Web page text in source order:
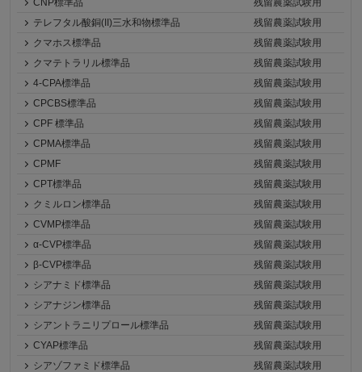
テレフタル酸銅(II)三水和物標準品
残留農薬試験用
クマホス標準品
残留農薬試験用
クマテトラリル標準品
残留農薬試験用
4-CPA標準品
残留農薬試験用
CPCBS標準品
残留農薬試験用
CPF 標準品
残留農薬試験用
CPMA標準品
残留農薬試験用
CPMF
残留農薬試験用
CPT標準品
残留農薬試験用
クミルロン標準品
残留農薬試験用
CVMP標準品
残留農薬試験用
α-CVP標準品
残留農薬試験用
β-CVP標準品
残留農薬試験用
シアナミド標準品
残留農薬試験用
シアナジン標準品
残留農薬試験用
シアントラニリプロール標準品
残留農薬試験用
CYAP標準品
残留農薬試験用
シアゾファミド標準品
残留農薬試験用